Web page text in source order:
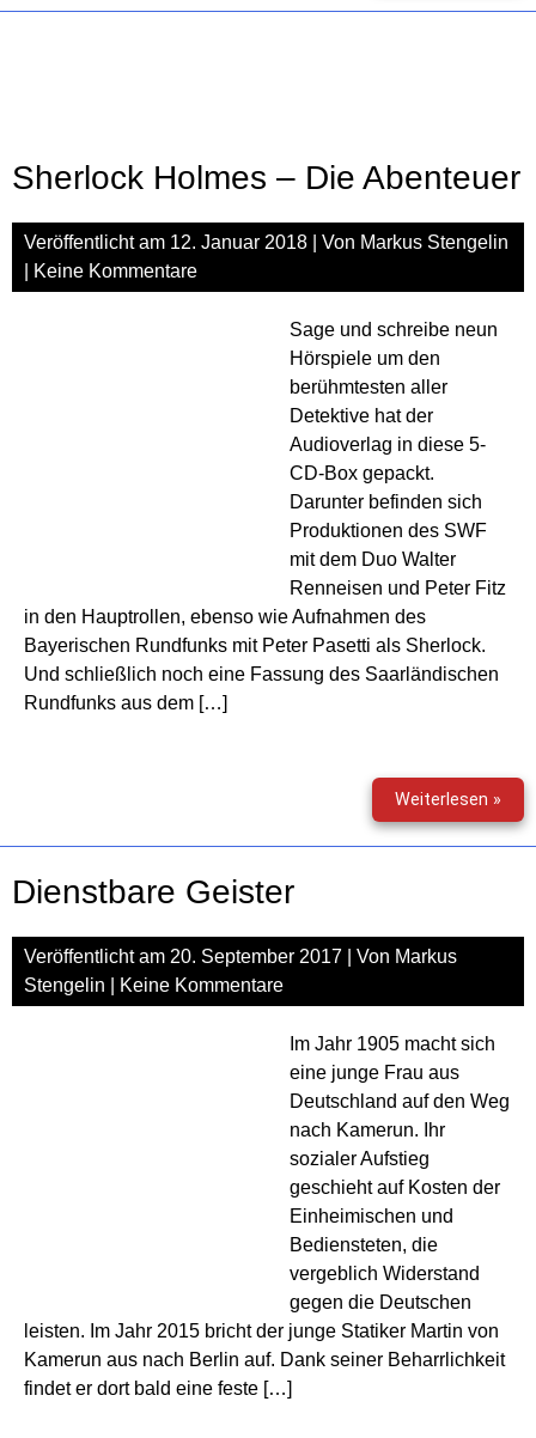
–
Sherlock Holmes – Die Abenteuer
Veröffentlicht am 12. Januar 2018 | Von Markus Stengelin
Keine Kommentare
Sage und schreibe neun
Hörspiele um den
berühmtesten aller
Detektive hat der
Audioverlag in diese 5-
CD-Box gepackt.
Darunter befinden sich
Produktionen des SWF
mit dem Duo Walter
Renneisen und Peter Fitz
in den Hauptrollen, ebenso wie Aufnahmen des
Bayerischen Rundfunks mit Peter Pasetti als Sherlock.
Und schließlich noch eine Fassung des Saarländischen
Rundfunks aus dem […]
Weiterlesen »
–
Dienstbare Geister
Veröffentlicht am 20. September 2017 | Von Markus
Stengelin
Keine Kommentare
Im Jahr 1905 macht sich
eine junge Frau aus
Deutschland auf den Weg
nach Kamerun. Ihr
sozialer Aufstieg
geschieht auf Kosten der
Einheimischen und
Bediensteten, die
vergeblich Widerstand
gegen die Deutschen
leisten. Im Jahr 2015 bricht der junge Statiker Martin von
Kamerun aus nach Berlin auf. Dank seiner Beharrlichkeit
findet er dort bald eine feste […]